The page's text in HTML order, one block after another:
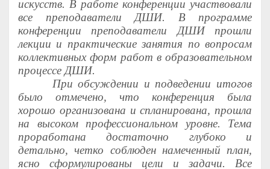
искусств. В работе конференции участвовали
все преподаватели ДШИ. В программе
конференции преподаватели ДШИ прошли
лекции и практические занятия по вопросам
коллективных форм работ в образовательном
процессе ДШИ.
При обсуждении и подведении итогов
было отмечено, что конференция была
хорошо организована и спланирована, прошла
на высоком профессиональном уровне. Тема
проработана достаточно глубоко и
детально, четко соблюден намеченный план,
ясно сформулированы цели и задачи. Все